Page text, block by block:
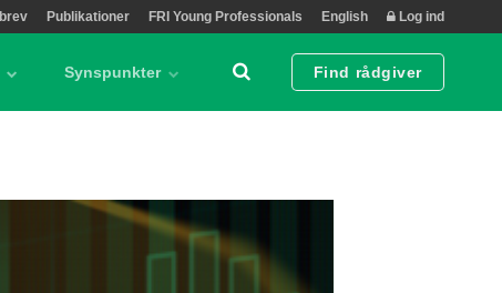
Publikationer FRI Young Professionals English Log ind
Synspunkter Find rådgiver